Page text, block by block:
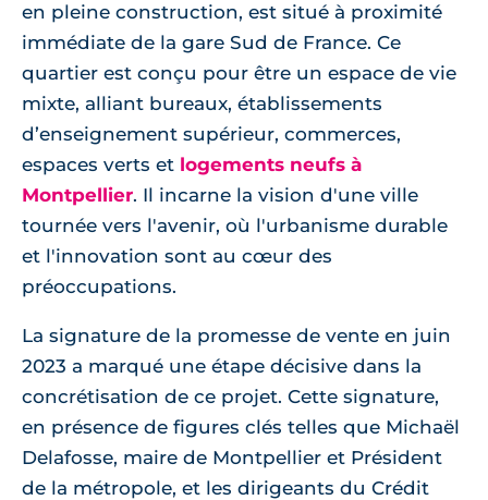
en pleine construction, est situé à proximité
immédiate de la gare Sud de France. Ce
quartier est conçu pour être un espace de vie
mixte, alliant bureaux, établissements
d’enseignement supérieur, commerces,
espaces verts et logements neufs à
Montpellier. Il incarne la vision d'une ville
tournée vers l'avenir, où l'urbanisme durable
et l'innovation sont au cœur des
préoccupations.
La signature de la promesse de vente en juin
2023 a marqué une étape décisive dans la
concrétisation de ce projet. Cette signature,
en présence de figures clés telles que Michaël
Delafosse, maire de Montpellier et Président
de la métropole, et les dirigeants du Crédit